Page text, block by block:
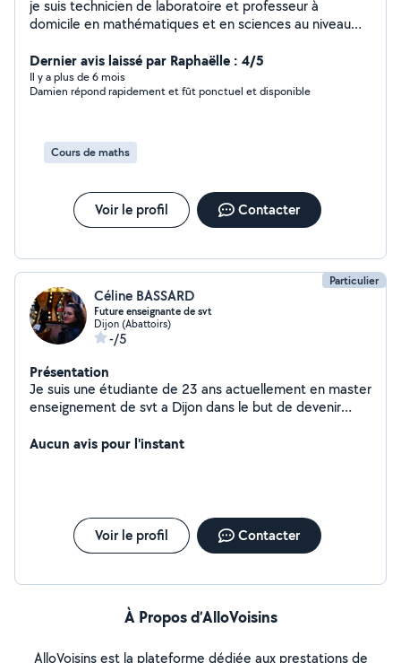
je suis technicien de laboratoire et professeur à
domicile en mathématiques et en sciences au niveau
disponible.
Dernier avis laissé par Raphaëlle : 4/5
Il y a plus de 6 mois
Damien répond rapidement et fût ponctuel et disponible
Cours de maths
Voir le profil Contacter
Particulier
Céline BASSARD
Future enseignante de svt
Dijon (Abattoirs)
-/5
Présentation
Je suis une étudiante de 23 ans actuellement en master
enseignement de svt a Dijon dans le but de devenir
mes services pour de l'aide au devoirs et des cours
journée et au plaisir !
Aucun avis pour l'instant
Voir le profil Contacter
À Propos d’AlloVoisins
AlloVoisins est la plateforme dédiée aux prestations de